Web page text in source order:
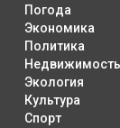
Погода
Экономика
Политика
Недвижимость
Экология
Культура
Спорт